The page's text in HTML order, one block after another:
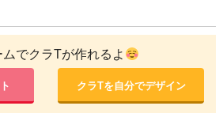
ムでクラTが作れるよ
クラTを自分でデザイン